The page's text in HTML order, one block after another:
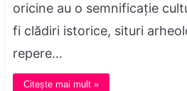
oricine au o semnificație
fi clădiri istorice, situri
repere…
Citește mai mult »